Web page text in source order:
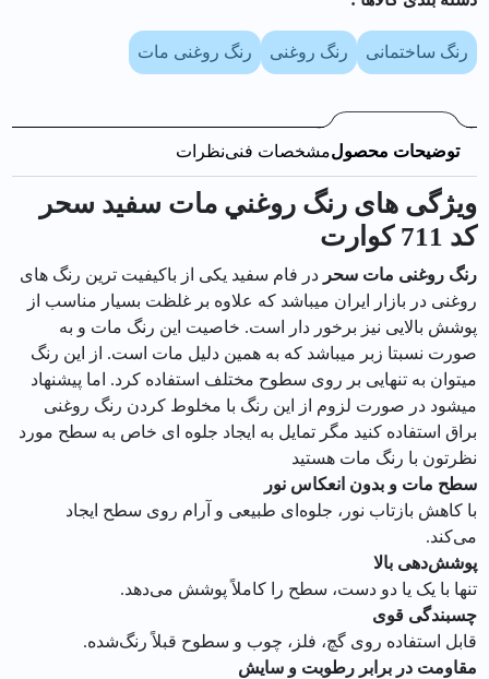
رنگ ساختمانی رنگ روغنی رنگ روغنی مات
توضیحات محصولمشخصات فنینظرات
ویژگی های رنگ روغني مات سفيد سحر
کد 711 كوارت
رنگ روغنی مات سحردر فام سفید یکی از باکیفیت ترین رنگ های
روغنی در بازار ایران میباشد که علاوه بر غلظت بسیار مناسب از
پوشش بالایی نیز برخور دار است. خاصیت این رنگ مات و به
صورت نسبتا زبر میباشد که به همین دلیل مات است. از این رنگ
میتوان به تنهایی بر روی سطوح مختلف استفاده کرد. اما پیشنهاد
میشود در صورت لزوم از این رنگ با مخلوط کردن رنگ روغنی
براق استفاده کنید مگر تمایل به ایجاد جلوه ای خاص به سطح مورد
نظرتون با رنگ مات هستید
سطح مات و بدون انعکاس نور
با کاهش بازتاب نور، جلوه‌ای طبیعی و آرام روی سطح ایجاد
می‌کند.
پوشش‌دهی بالا
تنها با یک یا دو دست، سطح را کاملاً پوشش می‌دهد.
چسبندگی قوی
قابل استفاده روی گچ، فلز، چوب و سطوح قبلاً رنگ‌شده.
مقاومت در برابر رطوبت و سایش